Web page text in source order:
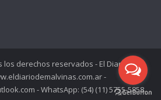
los derechos reservados - El Diario de
-
- WhatsApp: (54) (11) 5755-5858